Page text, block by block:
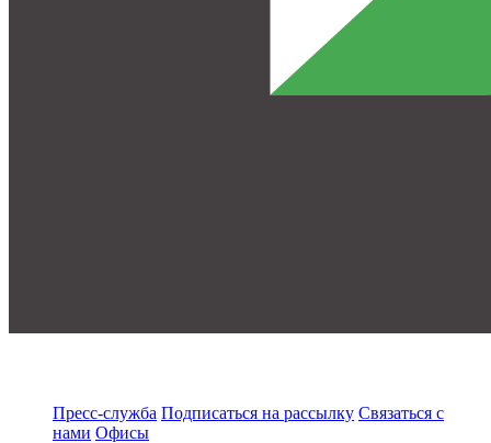
Пресс-служба Подписаться на рассылку Связаться с
нами Офисы